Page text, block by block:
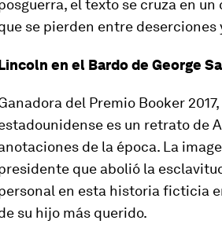
el texto se cruza en
se pierden entre
en el Bardo de George
del Premio Booker
es un retrato de
de la época. La
que abolió la
en esta historia ficticia
su hijo más querido.